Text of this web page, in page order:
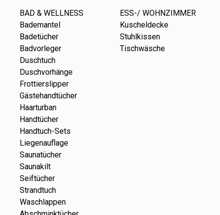
BAD & WELLNESS
Bademantel
Badetücher
Badvorleger
Duschtuch
Duschvorhänge
Frottierslipper
Gästehandtücher
Haarturban
Handtücher
Handtuch-Sets
Liegenauflage
Saunatücher
Saunakilt
Seiftücher
Strandtuch
Waschlappen
ESS-/ WOHNZIMMER
Kuscheldecke
Stuhlkissen
Tischwäsche